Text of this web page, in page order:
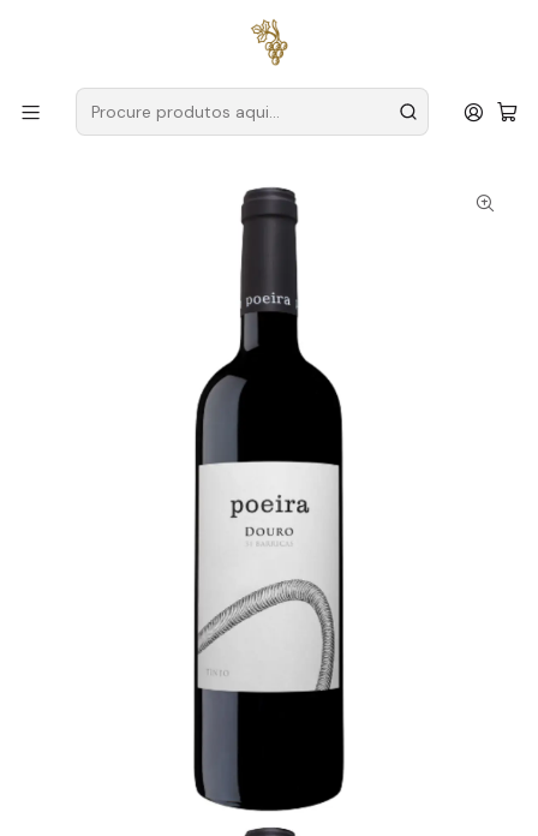
para encomendas a partir de
Produtores Douro
Poeira
Poeira Magnum 2020 Douro Tinto 1,5L